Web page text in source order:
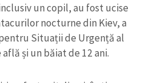
un copil, au fost ucise
nocturne din Kiev, a
Situații de Urgență al
și un băiat de 12 ani.